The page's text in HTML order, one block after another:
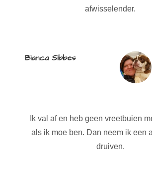
afwisselender.
Bianca Sibbes
Ik val af en heb geen vreetbuien
als ik moe ben. Dan neem ik een
druiven.